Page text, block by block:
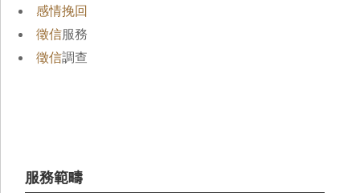
感情挽回
徵信服務
徵信調查
服務範疇